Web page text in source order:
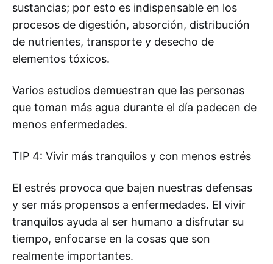
sustancias; por esto es indispensable en los
procesos de digestión, absorción, distribución
de nutrientes, transporte y desecho de
elementos tóxicos.
Varios estudios demuestran que las personas
que toman más agua durante el día padecen de
menos enfermedades.
TIP 4: Vivir más tranquilos y con menos estrés
El estrés provoca que bajen nuestras defensas
y ser más propensos a enfermedades. El vivir
tranquilos ayuda al ser humano a disfrutar su
tiempo, enfocarse en la cosas que son
realmente importantes.